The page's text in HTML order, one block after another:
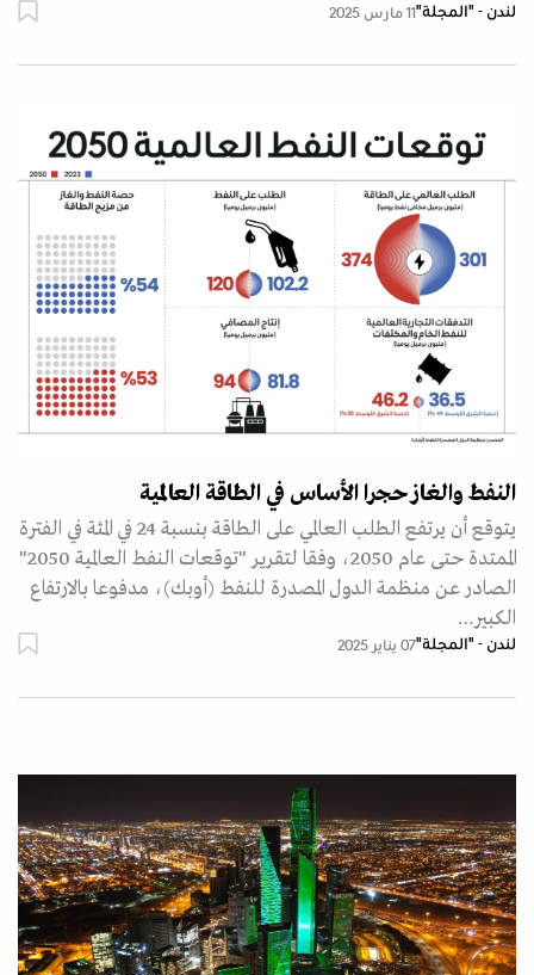
لندن - "المجلة"11 مارس 2025
النفط والغاز حجرا الأساس في الطاقة العالمية
يتوقع أن يرتفع الطلب العالمي على الطاقة بنسبة 24 في المئة في الفترة
الممتدة حتى عام 2050، وفقا لتقرير "توقعات النفط العالمية 2050"
الصادر عن منظمة الدول المصدرة للنفط (أوبك)، مدفوعا بالارتفاع
الكبير…
لندن - "المجلة"07 يناير 2025